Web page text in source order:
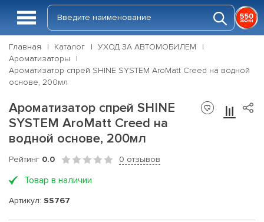
Главная Каталог
УХОД ЗА АВТОМОБИЛЕМ
Ароматизаторы
Ароматизатор спрей SHINE SYSTEM AroMatt Creed на водной
основе, 200мл
Ароматизатор спрей SHINE
SYSTEM AroMatt Creed на
водной основе, 200мл
Рейтинг 0.0 0 отзывов
Товар в наличии
Артикул: SS767